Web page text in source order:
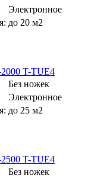
Электронное
до 20 м2
T-TUE4
Без ножек
Электронное
до 25 м2
T-TUE4
Без ножек